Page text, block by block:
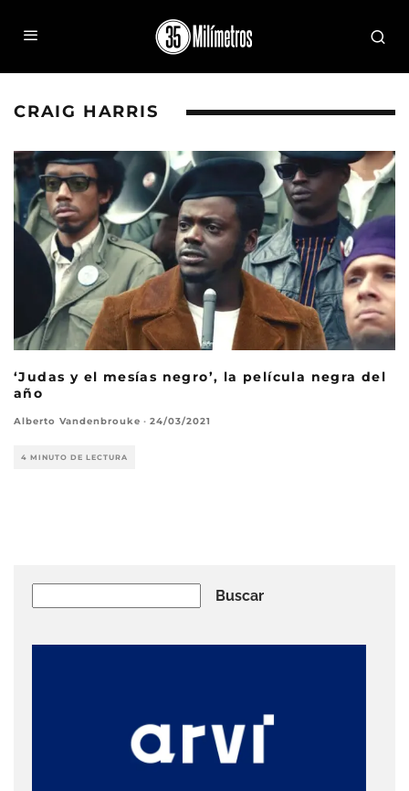
CRAIG HARRIS
‘Judas y el mesías negro’, la película negra del
año
Alberto Vandenbrouke · 24/03/2021
4 MINUTO DE LECTURA
Buscar